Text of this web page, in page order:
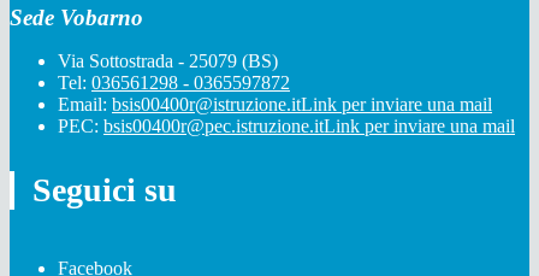
Sede Vobarno
Via Sottostrada - 25079 (BS)
Tel: 036561298 - 0365597872
Email: bsis00400r@istruzione.itLink per inviare una mail
PEC: bsis00400r@pec.istruzione.itLink per inviare una mail
Seguici su
Facebook